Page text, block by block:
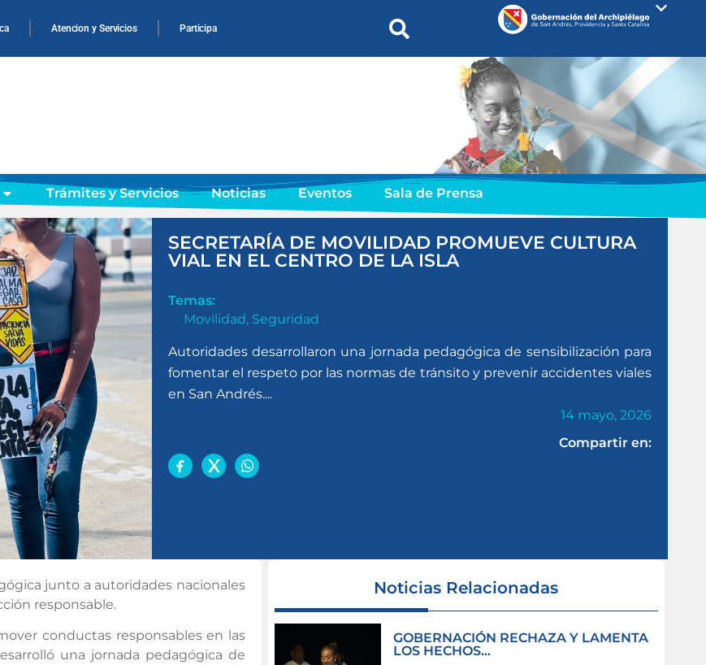
Atencion y Servicios Participa
Trámites y Servicios Noticias Eventos Sala de Prensa
SECRETARÍA DE MOVILIDAD PROMUEVE CULTURA
VIAL EN EL CENTRO DE LA ISLA
Temas:
Movilidad, Seguridad
Autoridades desarrollaron una jornada pedagógica de sensibilización para
fomentar el respeto por las normas de tránsito y prevenir accidentes viales
en San Andrés....
14 mayo, 2026
Compartir en:
junto a autoridades nacionales
responsable.
conductas responsables en las
una jornada pedagógica de
Noticias Relacionadas
GOBERNACIÓN RECHAZA Y LAMENTA
LOS HECHOS...